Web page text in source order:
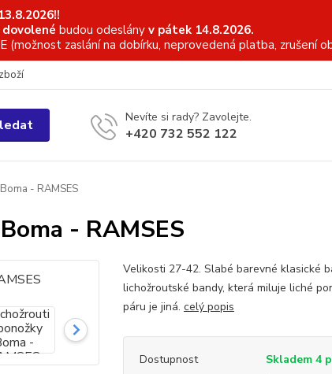
budou odeslány v pátek 14.8.2026.
(možnost zaslání na dobírku, neprovedená platba, zrušení
Nevíte si rady? Zavolejte.
+420 732 552 122
- RAMSES
- RAMSES
Velikosti 27-42. Slabé barevné klasické
lichožroutské bandy, která miluje liché
páru je jiná. celý popis
Dostupnost
Skladem 4